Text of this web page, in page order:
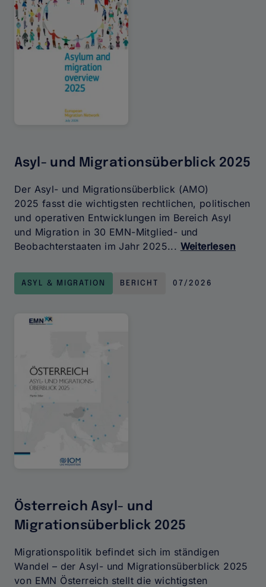
Asyl- und Migrationsüberblick 2025
Der Asyl- und Migrationsüberblick (AMO)
2025 fasst die wichtigsten rechtlichen, politischen
und operativen Entwicklungen im Bereich Asyl
und Migration in 30 EMN-Mitglied- und
Beobachterstaaten im Jahr 2025... Weiterlesen
ASYL & MIGRATION BERICHT 07/2026
Österreich Asyl- und
Migrationsüberblick 2025
Migrationspolitik befindet sich im ständigen
Wandel – der Asyl- und Migrationsüberblick 2025
von EMN Österreich stellt die wichtigsten